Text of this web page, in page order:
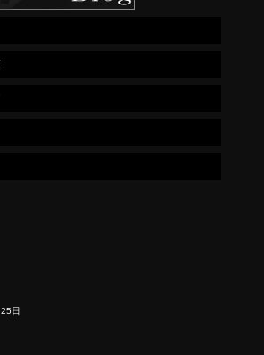
日